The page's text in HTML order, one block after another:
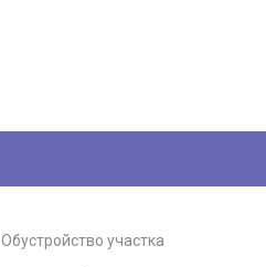
Обустройство участка